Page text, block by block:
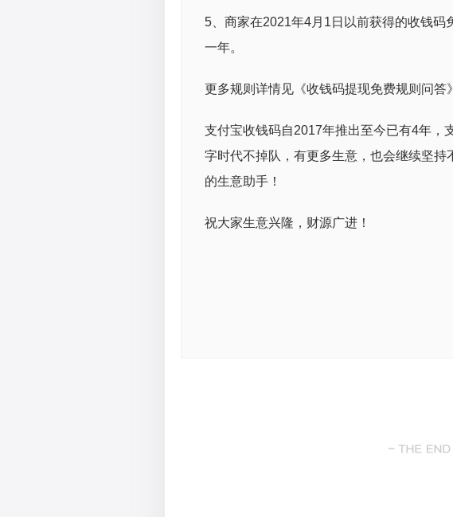
5、商家在2021年4月1日以前获得的收钱码
一年。
更多规则详情见《收钱码提现免费规则问答
支付宝收钱码自2017年推出至今已有4年，
字时代不掉队，有更多生意，也会继续坚
的生意助手！
祝大家生意兴隆，财源广进！